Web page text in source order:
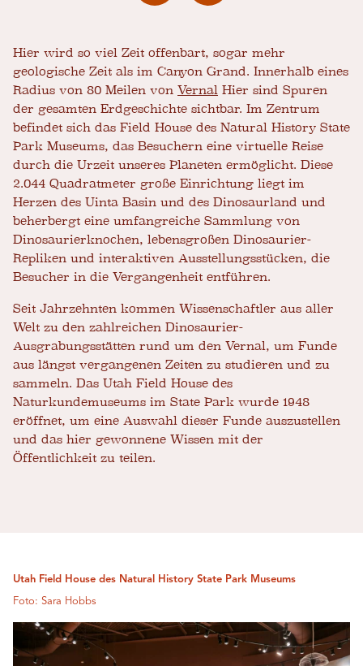
Hier wird so viel Zeit offenbart, sogar mehr
geologische Zeit als im Canyon Grand. Innerhalb eines
Radius von 80 Meilen von Vernal Hier sind Spuren
der gesamten Erdgeschichte sichtbar. Im Zentrum
befindet sich das Field House des Natural History State
Park Museums, das Besuchern eine virtuelle Reise
durch die Urzeit unseres Planeten ermöglicht. Diese
2.044 Quadratmeter große Einrichtung liegt im
Herzen des Uinta Basin und des Dinosaurland und
beherbergt eine umfangreiche Sammlung von
Dinosaurierknochen, lebensgroßen Dinosaurier-
Repliken und interaktiven Ausstellungsstücken, die
Besucher in die Vergangenheit entführen.
Seit Jahrzehnten kommen Wissenschaftler aus aller
Welt zu den zahlreichen Dinosaurier-
Ausgrabungsstätten rund um den Vernal, um Funde
aus längst vergangenen Zeiten zu studieren und zu
sammeln. Das Utah Field House des
Naturkundemuseums im State Park wurde 1948
eröffnet, um eine Auswahl dieser Funde auszustellen
und das hier gewonnene Wissen mit der
Öffentlichkeit zu teilen.
Utah Field House des Natural History State Park Museums
Foto: Sara Hobbs